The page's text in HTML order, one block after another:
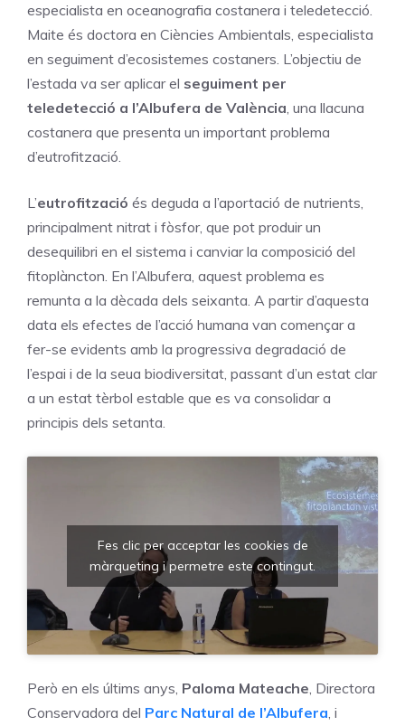
especialista en oceanografia costanera i teledetecció.
Maite és doctora en Ciències Ambientals, especialista
en seguiment d’ecosistemes costaners. L’objectiu de
l’estada va ser aplicar el seguiment per
teledetecció a l’Albufera de València, una llacuna
costanera que presenta un important problema
d’eutrofització.
L’eutrofització és deguda a l’aportació de nutrients,
principalment nitrat i fòsfor, que pot produir un
desequilibri en el sistema i canviar la composició del
fitoplàncton. En l’Albufera, aquest problema es
remunta a la dècada dels seixanta. A partir d’aquesta
data els efectes de l’acció humana van començar a
fer-se evidents amb la progressiva degradació de
l’espai i de la seua biodiversitat, passant d’un estat clar
a un estat tèrbol estable que es va consolidar a
principis dels setanta.
Fes clic per acceptar les cookies de
màrqueting i permetre este contingut.
Però en els últims anys, Paloma Mateache , Directora
Conservadora del Parc Natural de l’Albufera , i